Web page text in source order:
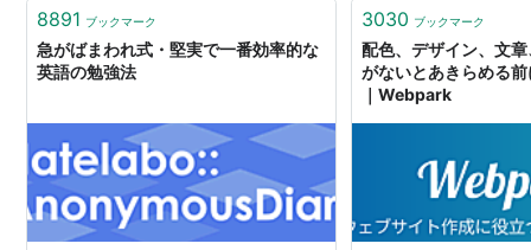
8891 ブックマーク
急がばまわれ式・堅実で一番効率的な
英語の勉強法
3030 ブックマーク
配色、デザイン、文
がないとあきらめる
｜Webpark